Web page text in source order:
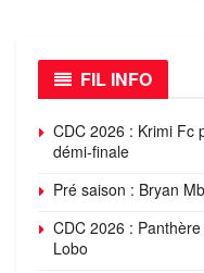
FIL INFO
CDC 2026 : Krimi Fc
démi-finale
Pré saison : Bryan
CDC 2026 :
Lobo